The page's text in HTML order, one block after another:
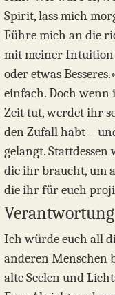
Spirit, lass mich
Führe mich an die
mit meiner Intuition
oder etwas
einfach. Doch
Zeit tut, werdet ihr
den Zufall habt –
gelangt.
die ihr braucht, um
die ihr für euch
Ich würde euch all
anderen Menschen
alte Seelen und